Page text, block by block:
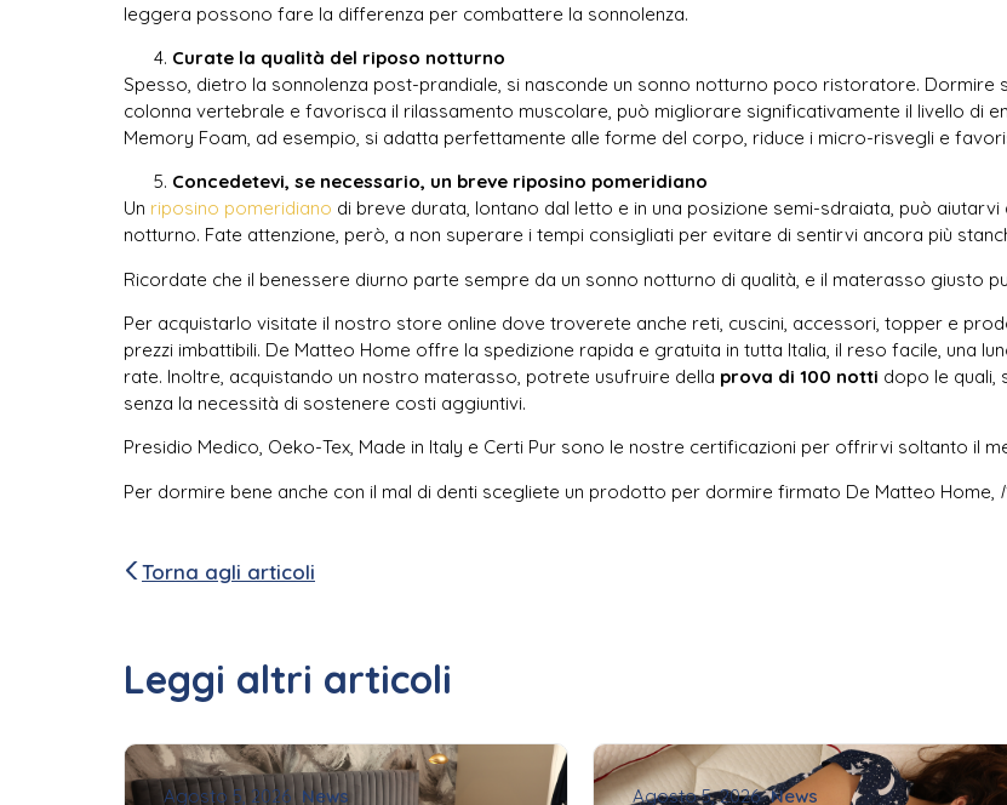
leggera possono fare la differenza per combattere la sonnolenza.
Curate la qualità del riposo notturno
Spesso, dietro la sonnolenza post-prandiale, si nasconde un sonno notturno poco ristoratore.
colonna vertebrale e favorisca il rilassamento muscolare, può migliorare significativamente il livello di
Memory Foam, ad esempio, si adatta perfettamente alle forme del corpo, riduce i micro-risvegli e
Concedetevi, se necessario, un breve riposino pomeridiano
Un riposino pomeridiano di breve durata, lontano dal letto e in una posizione semi-sdraiata, può
notturno. Fate attenzione, però, a non superare i tempi consigliati per evitare di sentirvi ancora più
Ricordate che il benessere diurno parte sempre da un sonno notturno di qualità, e il materasso giusto
Per acquistarlo visitate il nostro store online dove troverete anche reti, cuscini, accessori, topper e
prezzi imbattibili. De Matteo Home offre la spedizione rapida e gratuita in tutta Italia, il reso facile, una
rate. Inoltre, acquistando un nostro materasso, potrete usufruire della prova di 100 notti dopo le quali,
senza la necessità di sostenere costi aggiuntivi.
Presidio Medico, Oeko-Tex, Made in Italy e Certi Pur sono le nostre certificazioni per offrirvi soltanto il
Per dormire bene anche con il mal di denti scegliete un prodotto per dormire firmato De Matteo Home,
Torna agli articoli
Leggi altri articoli
Agosto 5, 2026 News Agosto 5, 2026 News